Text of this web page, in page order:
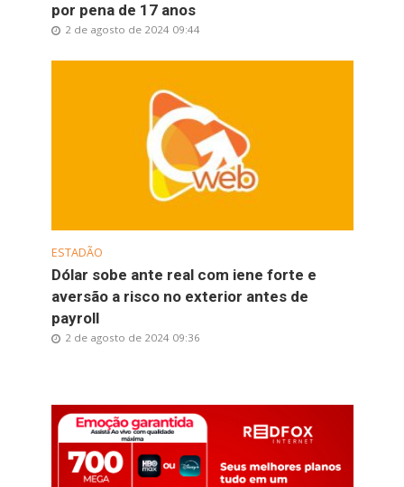
por pena de 17 anos
2 de agosto de 2024 09:44
ESTADÃO
Dólar sobe ante real com iene forte e
aversão a risco no exterior antes de
payroll
2 de agosto de 2024 09:36